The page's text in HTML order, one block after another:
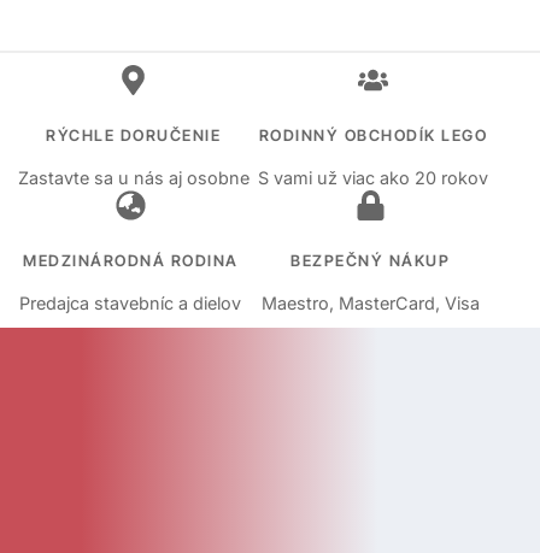
RÝCHLE DORUČENIE
Zastavte sa u nás aj osobne
RODINNÝ OBCHODÍK LEGO
S vami už viac ako 20 rokov
MEDZINÁRODNÁ RODINA
Predajca stavebníc a dielov
BEZPEČNÝ NÁKUP
Maestro, MasterCard, Visa